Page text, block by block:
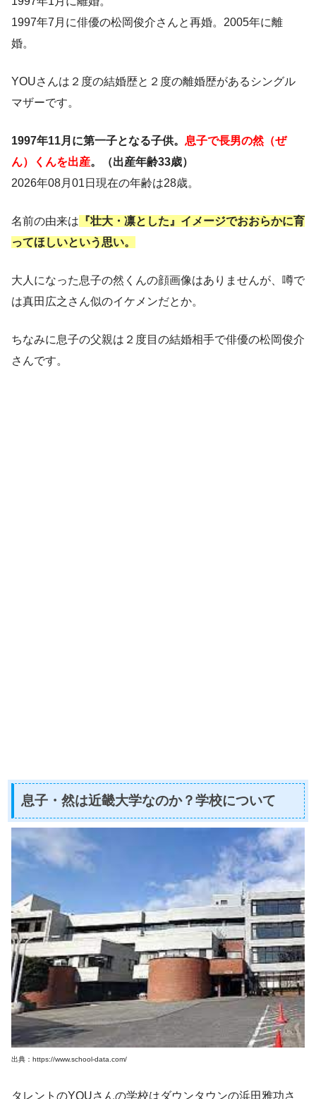
1997年7月に俳優の松岡俊介さんと再婚。2005年に離
婚。
YOUさんは２度の結婚歴と２度の離婚歴があるシングル
マザーです。
1997年11月に第一子となる子供。 息子で長男の然（ぜ
ん）くんを出産。（出産年齢33歳）
2026年08月01日現在の年齢は28歳。
名前の由来は 『壮大・凛とした』イメージでおおらかに育
ってほしいという思い。
大人になった息子の然くんの顔画像はありませんが、噂で
は真田広之さん似のイケメンだとか。
ちなみに息子の父親は２度目の結婚相手で俳優の松岡俊介
さんです。
息子・然は近畿大学なのか？学校について
出典：https://www.school-data.com/
タレントのYOUさんの学校はダウンタウンの浜田雅功さ